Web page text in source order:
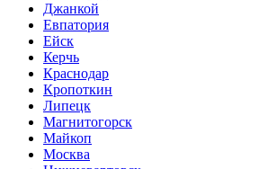
Джанкой
Евпатория
Ейск
Керчь
Краснодар
Кропоткин
Липецк
Магнитогорск
Майкоп
Москва